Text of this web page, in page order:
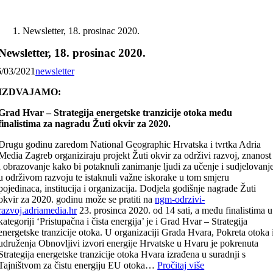
contentNewsletter, 18. prosinac 2020.
18. prosinac 2020.
03/2021newsletter
Hvar – Strategija energetske tranzicije otoka među
za nagradu Žuti okvir za 2020.
godinu zaredom National Geographic Hrvatska i tvrtka Adria
Zagreb organiziraju projekt Žuti okvir za održivi razvoj, znanost
obrazovanje kako bi potaknuli zanimanje ljudi za učenje i
održivom razvoju te istaknuli važne iskorake u tom smjeru
institucija i organizacija. Dodjela godišnje nagrade Žuti
za 2020. godinu može se pratiti nangm-odrzivi-
23. prosinca 2020. od 14 sati, a među finalistima u
‘Pristupačna i čista energija’ je i Grad Hvar – Strategija
tranzicije otoka. U organizaciji Grada Hvara, Pokreta otoka
Obnovljivi izvori energije Hrvatske u Hvaru je pokrenuta
energetske tranzicije otoka Hvara izrađena u suradnji s
za čistu energiju EU otoka…Pročitaj više